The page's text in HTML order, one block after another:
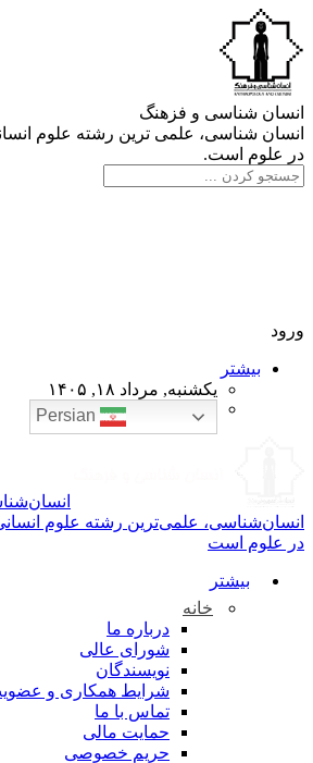
انسان شناسی و فزهنگ
انسان شناسی، علمی ترین رشته علوم
در علوم است.
ورود
بیشتر
یکشنبه, مرداد ۱۸, ۱۴۰۵
انسان‌شناسی، علمی‌ترین رشته علوم
در علوم است
بیشتر
خانه
درباره ما
شورای عالی
نویسندگان
شرایط همکاری و
تماس با ما
حمایت مالی
حریم خصوصی